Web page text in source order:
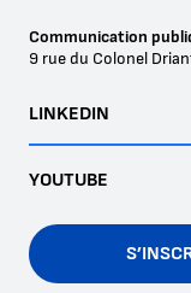
Communication
9 rue du Colonel
LINKEDIN
YOUTUBE